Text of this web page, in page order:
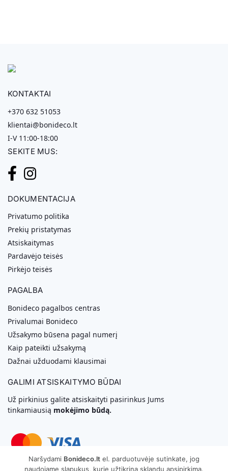
KONTAKTAI
+370 632 51053
klientai@bonideco.lt
I-V 11:00-18:00
SEKITE MUS:
DOKUMENTACIJA
Privatumo politika
Prekių pristatymas
Atsiskaitymas
Pardavėjo teisės
Pirkėjo teisės
PAGALBA
Bonideco pagalbos centras
Privalumai Bonideco
Užsakymo būsena pagal numerį
Kaip pateikti užsakymą
Dažnai užduodami klausimai
GALIMI ATSISKAITYMO BŪDAI
Už pirkinius galite atsiskaityti pasirinkus Jums
tinkamiausią mokėjimo būdą.
Naršydami Bonideco.lt el. parduotuvėje sutinkate, jog
naudojame slapukus, kurie užtikrina sklandų apsipirkimą.